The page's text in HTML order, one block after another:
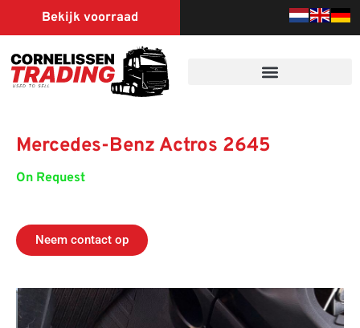
Bekijk voorraad
Mercedes-Benz Actros 2645
On Request
Neem contact op